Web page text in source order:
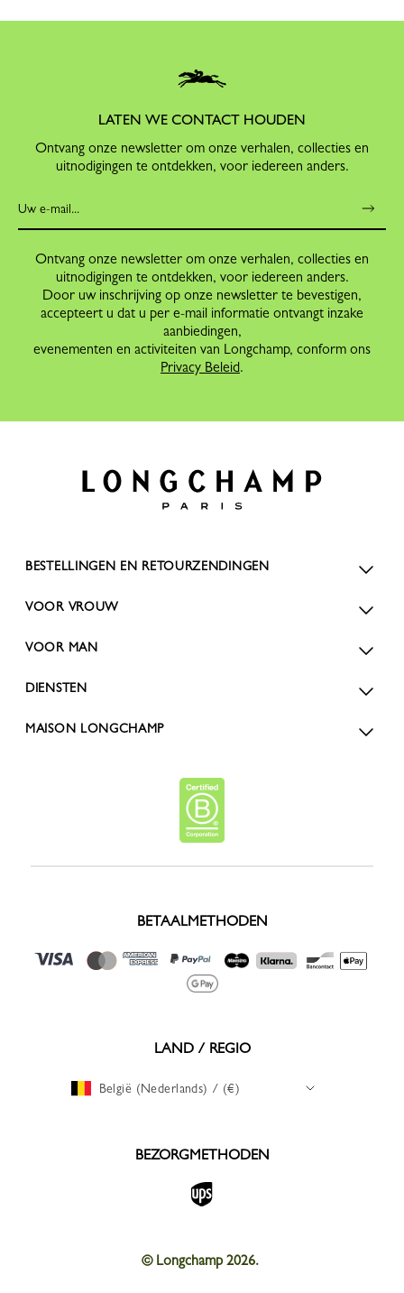
LATEN WE CONTACT HOUDEN
Ontvang onze newsletter om onze verhalen, collecties en
uitnodigingen te ontdekken, voor iedereen anders.
Ontvang onze newsletter om onze verhalen, collecties en
uitnodigingen te ontdekken, voor iedereen anders.
Door uw inschrijving op onze newsletter te bevestigen,
accepteert u dat u per e-mail informatie ontvangt inzake
aanbiedingen,
evenementen en activiteiten van Longchamp, conform ons
Privacy Beleid.
BESTELLINGEN EN RETOURZENDINGEN
VOOR VROUW
VOOR MAN
DIENSTEN
MAISON LONGCHAMP
BETAALMETHODEN
LAND / REGIO
België (Nederlands) / (€)
BEZORGMETHODEN
© Longchamp 2026.